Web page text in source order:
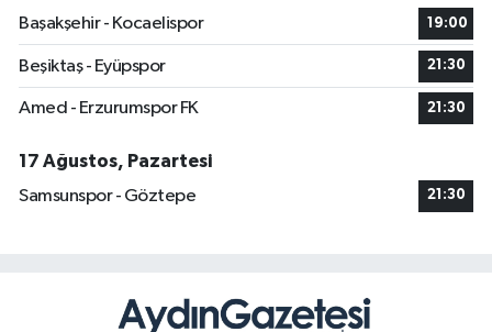
Başakşehir - Kocaelispor
19:00
Beşiktaş - Eyüpspor 21:30
Amed - Erzurumspor FK 21:30
17 Ağustos, Pazartesi
Samsunspor - Göztepe
21:30